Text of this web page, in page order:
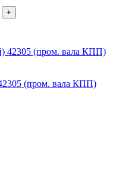
+
(пром. вала КПП)